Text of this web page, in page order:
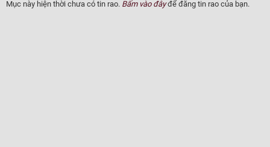
Mục này hiện thời chưa có tin rao. Bấm vào đâyđể đăng tin rao của bạn.